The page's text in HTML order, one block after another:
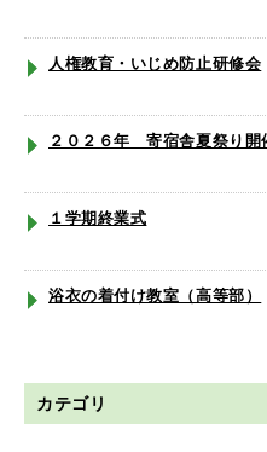
人権教育・いじめ防止研修会
２０２６年 寄宿舎夏祭り開
１学期終業式
浴衣の着付け教室（高等部）
カテゴリ